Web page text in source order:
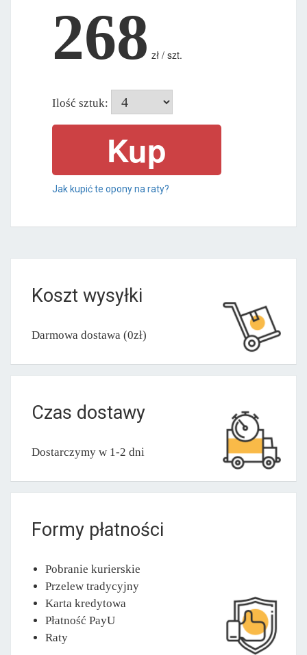
268 zł / szt.
Ilość sztuk:
Jak kupić te opony na raty?
Koszt wysyłki
Darmowa dostawa (0zł)
Czas dostawy
Dostarczymy w 1-2 dni
Formy płatności
Pobranie kurierskie
Przelew tradycyjny
Karta kredytowa
Płatność PayU
Raty